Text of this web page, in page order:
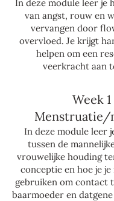
In deze module leer je
van angst, rouw en
vervangen door
overvloed. Je krijgt
helpen om een
veerkracht aan
Week
Menstruatie/
In deze module leer
tussen de
vrouwelijke houding
conceptie en hoe je
gebruiken om contact
baarmoeder en